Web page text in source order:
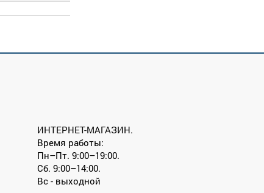
ИНТЕРНЕТ-МАГАЗИН.
Время работы:
Пн–Пт. 9:00–19:00.
Сб. 9:00–14:00.
Вс - выходной